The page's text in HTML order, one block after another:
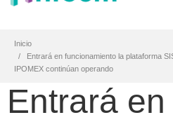
Inicio
Entrará en funcionamiento la plataforma
IPOMEX continúan operando
Entrará en